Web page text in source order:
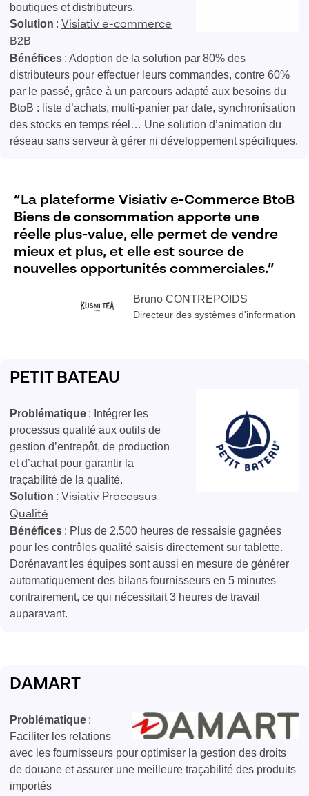
boutiques et distributeurs.
Solution : Visiativ e-commerce
B2B
Bénéfices : Adoption de la solution par 80% des
distributeurs pour effectuer leurs commandes, contre 60%
par le passé, grâce à un parcours adapté aux besoins du
BtoB : liste d’achats, multi-panier par date, synchronisation
des stocks en temps réel… Une solution d’animation du
réseau sans serveur à gérer ni développement spécifiques.
“La plateforme Visiativ e-Commerce BtoB
Biens de consommation apporte une
réelle plus-value, elle permet de vendre
mieux et plus, et elle est source de
nouvelles opportunités commerciales.”
Bruno CONTREPOIDS
Directeur des systèmes d'information
PETIT BATEAU
Problématique : Intégrer les
processus qualité aux outils de
gestion d’entrepôt, de production
et d’achat pour garantir la
traçabilité de la qualité.
Solution : Visiativ Processus
Qualité
Bénéfices : Plus de 2.500 heures de ressaisie gagnées
pour les contrôles qualité saisis directement sur tablette.
Dorénavant les équipes sont aussi en mesure de générer
automatiquement des bilans fournisseurs en 5 minutes
contrairement, ce qui nécessitait 3 heures de travail
auparavant.
DAMART
Problématique :
Faciliter les relations
avec les fournisseurs pour optimiser la gestion des droits
de douane et assurer une meilleure traçabilité des produits
importés